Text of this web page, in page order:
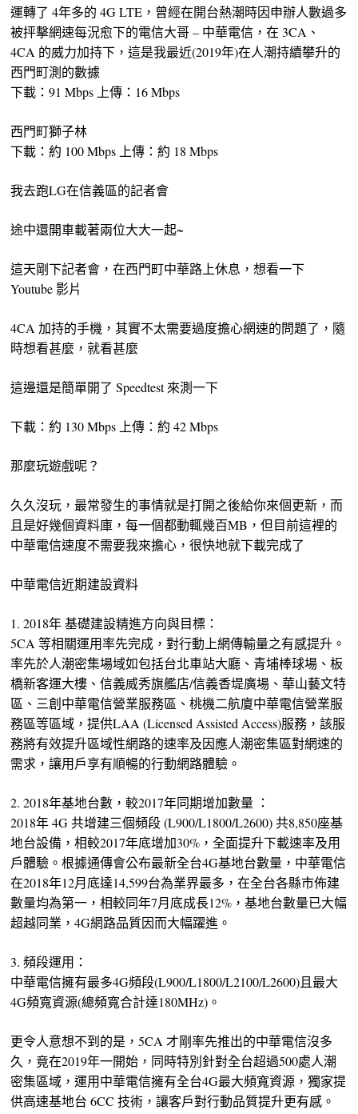
運轉了 4年多的 4G LTE，曾經在開台熱潮時因申辦人數過多
被抨擊網速每況愈下的電信大哥 – 中華電信，在 3CA、
4CA 的威力加持下，這是我最近(2019年)在人潮持續攀升的
西門町測的數據
下載：91 Mbps 上傳：16 Mbps
西門町獅子林
下載：約 100 Mbps 上傳：約 18 Mbps
我去跑LG在信義區的記者會
途中還開車載著兩位大大一起~
這天剛下記者會，在西門町中華路上休息，想看一下
Youtube 影片
4CA 加持的手機，其實不太需要過度擔心網速的問題了，隨
時想看甚麼，就看甚麼
這邊還是簡單開了 Speedtest 來測一下
下載：約 130 Mbps 上傳：約 42 Mbps
那麼玩遊戲呢？
久久沒玩，最常發生的事情就是打開之後給你來個更新，而
且是好幾個資料庫，每一個都動輒幾百MB，但目前這裡的
中華電信速度不需要我來擔心，很快地就下載完成了
中華電信近期建設資料
1. 2018年 基礎建設精進方向與目標：
5CA 等相關運用率先完成，對行動上網傳輸量之有感提升。
率先於人潮密集場域如包括台北車站大廳、青埔棒球場、板
橋新客運大樓、信義威秀旗艦店/信義香堤廣場、華山藝文特
區、三創中華電信營業服務區、桃機二航廈中華電信營業服
務區等區域，提供LAA (Licensed Assisted Access)服務，該服
務將有效提升區域性網路的速率及因應人潮密集區對網速的
需求，讓用戶享有順暢的行動網路體驗。
2. 2018年基地台數，較2017年同期增加數量 ：
2018年 4G 共增建三個頻段 (L900/L1800/L2600) 共8,850座基
地台設備，相較2017年底增加30%，全面提升下載速率及用
戶體驗。根據通傳會公布最新全台4G基地台數量，中華電信
在2018年12月底達14,599台為業界最多，在全台各縣市佈建
數量均為第一，相較同年7月底成長12%，基地台數量已大幅
超越同業，4G網路品質因而大幅躍進。
3. 頻段運用：
中華電信擁有最多4G頻段(L900/L1800/L2100/L2600)且最大
4G頻寬資源(總頻寬合計達180MHz)。
更令人意想不到的是，5CA 才剛率先推出的中華電信沒多
久，竟在2019年一開始，同時特別針對全台超過500處人潮
密集區域，運用中華電信擁有全台4G最大頻寬資源，獨家提
供高速基地台 6CC 技術，讓客戶對行動品質提升更有感。